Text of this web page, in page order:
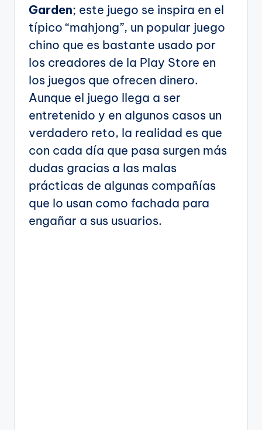
Garden; este juego se inspira en el
típico “mahjong”, un popular juego
chino que es bastante usado por
los creadores de la Play Store en
los juegos que ofrecen dinero.
Aunque el juego llega a ser
entretenido y en algunos casos un
verdadero reto, la realidad es que
con cada día que pasa surgen más
dudas gracias a las malas
prácticas de algunas compañías
que lo usan como fachada para
engañar a sus usuarios.